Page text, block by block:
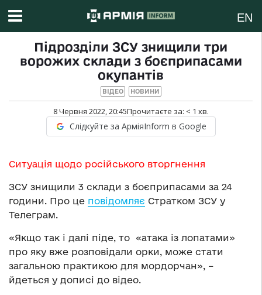
EN
Підрозділи ЗСУ знищили три
ворожих склади з боєприпасами
окупантів
ВІДЕО НОВИНИ
8 Червня 2022, 20:45Прочитаєте за: < 1 хв.
Слідкуйте за АрміяInform в Google
Ситуація щодо російського вторгнення
ЗСУ знищили 3 склади з боєприпасами за 24
години. Про це повідомляє Стратком ЗСУ у
Телеграм.
«Якщо так і далі піде, то «атака із лопатами»
про яку вже розповідали орки, може стати
загальною практикою для мордорчан», –
йдеться у дописі до відео.